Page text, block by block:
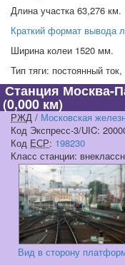
Длина участка 63,276 км.
Краткий формат вывода
Ширина колеи 1520 мм.
Тип тяги: постоянный
Станция Москва-
(0,000 км)
РЖД / Московская
Код Экспресс-3/UIC:
Код ЕСР: 198230
Класс станции:
Вид в сторону